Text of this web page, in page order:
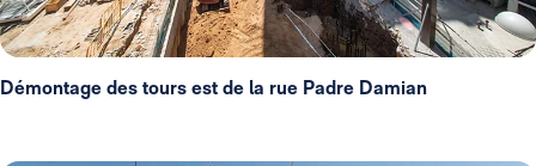
Démontage des tours est de la rue Padre Damian